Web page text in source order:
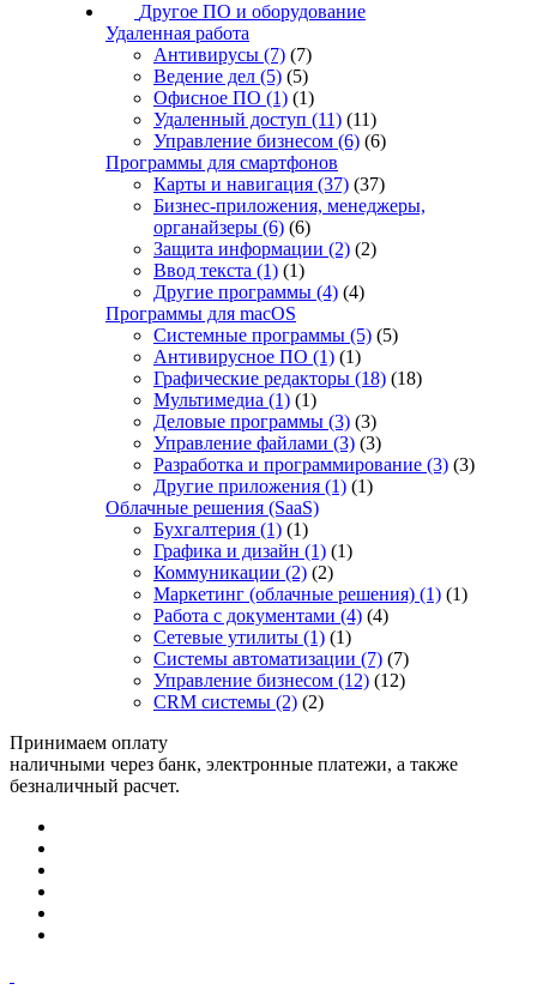
Другое ПО и оборудование
Удаленная работа
Антивирусы (7) (7)
Ведение дел (5) (5)
Офисное ПО (1) (1)
Удаленный доступ (11) (11)
Управление бизнесом (6) (6)
Программы для смартфонов
Карты и навигация (37) (37)
Бизнес-приложения, менеджеры,
органайзеры (6) (6)
Защита информации (2) (2)
Ввод текста (1) (1)
Другие программы (4) (4)
Программы для macOS
Системные программы (5) (5)
Антивирусное ПО (1) (1)
Графические редакторы (18) (18)
Мультимедиа (1) (1)
Деловые программы (3) (3)
Управление файлами (3) (3)
Разработка и программирование (3) (3)
Другие приложения (1) (1)
Облачные решения (SaaS)
Бухгалтерия (1) (1)
Графика и дизайн (1) (1)
Коммуникации (2) (2)
Маркетинг (облачные решения) (1) (1)
Работа с документами (4) (4)
Сетевые утилиты (1) (1)
Системы автоматизации (7) (7)
Управление бизнесом (12) (12)
CRM системы (2) (2)
Принимаем оплату
наличными через банк, электронные платежи, а также
безналичный расчет.